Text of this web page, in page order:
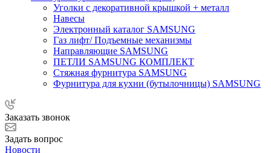
Уголки с декоративной крышкой + металл
Навесы
Электронный каталог SAMSUNG
Газ лифт/ Подъемные механизмы
Направляющие SAMSUNG
ПЕТЛИ SAMSUNG КОМПЛЕКТ
Стяжная фурнитура SAMSUNG
Фурнитура для кухни (бутылочницы) SAMSUNG
Заказать звонок
Задать вопрос
Новости